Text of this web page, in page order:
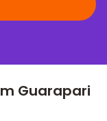
Guarapari